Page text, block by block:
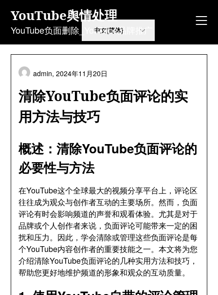
content
YouTube舆情处理
YouTube负面删除_YouTube品牌推广
清除YouTube负面评论的实
用方法与技巧
admin,2024年11月20日
概述：清除YouTube负面评论的
必要性与方法
在YouTube这个全球最大的视频分享平台上，评论区
往往成为观众与创作者互动的主要场所。然而，负面
评论有时会影响频道的声誉和观看体验。尤其是对于
品牌或个人创作者来说，负面评论可能带来一定的困
扰和压力。因此，学会清除或管理这些负面评论是每
个YouTube内容创作者的重要技能之一。本文将为您
介绍清除YouTube负面评论的几种实用方法和技巧，
帮助您更好地维护频道的形象和观众的互动质量。